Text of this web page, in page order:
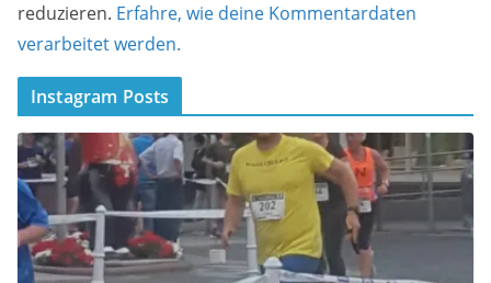
reduzieren. Erfahre, wie deine Kommentardaten
verarbeitet werden.
Instagram Posts